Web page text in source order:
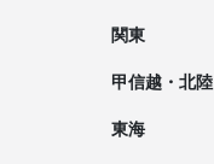
関東
甲信越・北陸
東海